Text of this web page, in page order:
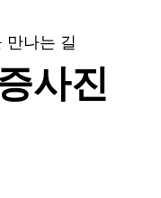
만나는 길
사진